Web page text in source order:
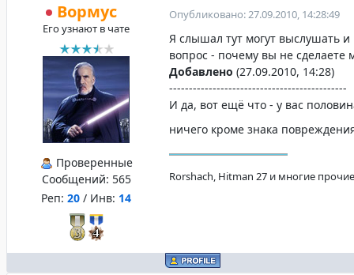
Вормус
Его узнают в чате
Проверенные
Сообщений: 565
Реп: 20 / Инв: 14
Опубликовано: 27.09.2010, 14:28:49
Я слышал тут могут выслушать
вопрос - почему вы не сделаете
Добавлено (27.09.2010, 14:28)
---------------------------------------------
И да, вот ещё что - у вас
ничего кроме знака
Rorshach, Hitman 27 и многие